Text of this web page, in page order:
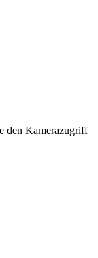
den Kamerazugriff